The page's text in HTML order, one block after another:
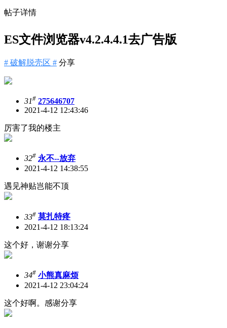
帖子详情
ES文件浏览器v4.2.4.4.1去广告版
# 破解脱壳区 # 分享
31# 275646707
2021-4-12 12:43:46
厉害了我的楼主
32# 永不--放弃
2021-4-12 14:38:55
遇见神贴岂能不顶
33# 莫扎特疼
2021-4-12 18:13:24
这个好，谢谢分享
34# 小熊真麻烦
2021-4-12 23:04:24
这个好啊。感谢分享